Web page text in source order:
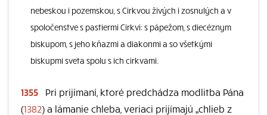
nebeskou i pozemskou, s Cirkvou živých i zosnulých a v
spoločenstve s pastiermi Cirkvi: s pápežom, s diecéznym
biskupom, s jeho kňazmi a diakonmi a so všetkými
biskupmi sveta spolu s ich cirkvami.
1355
Pri prijímaní, ktoré predchádza modlitba Pána
(1382) a lámanie chleba, veriaci prijímajú „chlieb z